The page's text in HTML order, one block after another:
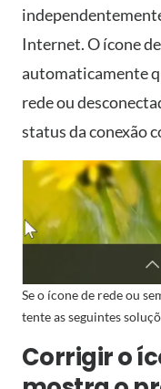
Internet. O ícone
automaticamente
rede ou
status da conexão
Se o ícone de rede ou
tente as seguintes
Corrigir o